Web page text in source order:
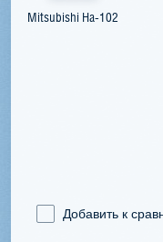
Mitsubishi Ha-102
Добавить к